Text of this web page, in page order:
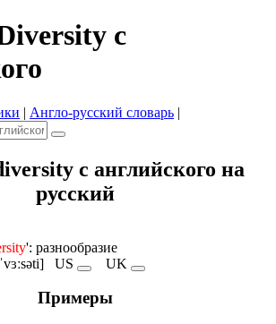
с
| Англо-русский словарь |
с английского на
русский
': разнообразие
US UK
Примеры